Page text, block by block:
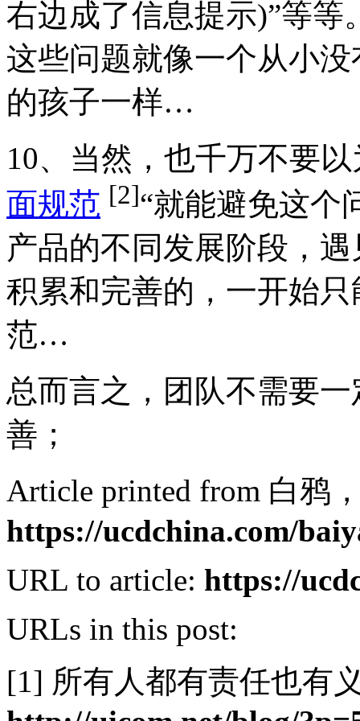
右边成了信息提示)”等等
这些问题就像一个从小
的孩子一样…
10、当然，也千万不要
面规范 [2]“就能避免这个
产品的不同发展阶段，
积累和完善的，一开始
范…
总而言之，团队不需要
善；
Article printed from 白鸦
https://ucdchina.com/
URL to article: https://
URLs in this post:
[1] 所有人都有责任也有